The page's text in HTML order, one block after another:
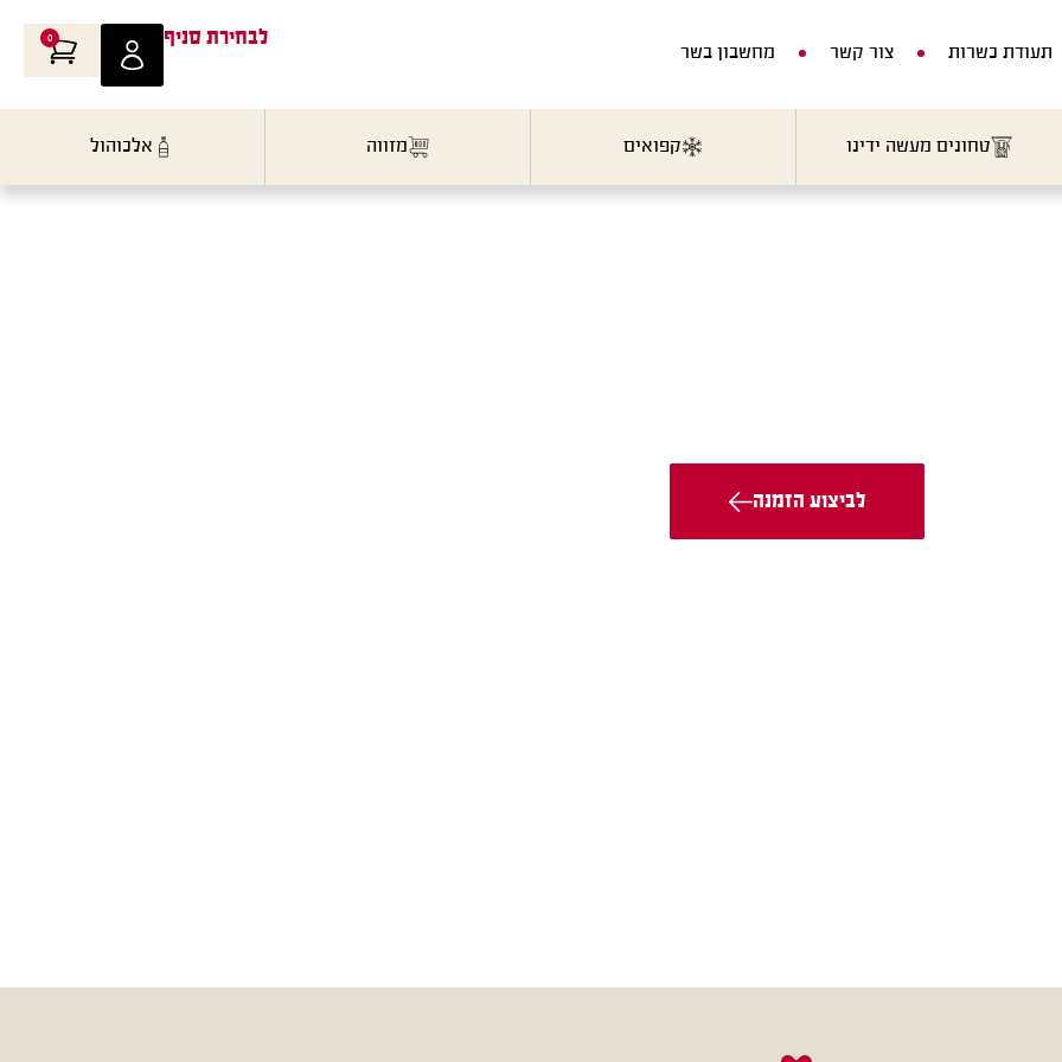
תעודת כשרות צור קשר מחשבון בשר
לבחירת סניף 0
טחונים מעשה ידינו קפואים מזווה אלכוהול
לביצוע הזמנה